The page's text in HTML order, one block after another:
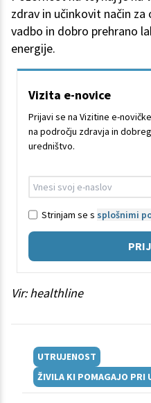
zdrav in učinkovit način
vadbo in dobro prehrano
energije.
Vizita e-novice
Prijavi se na Vizitine e-
na področju zdravja in
uredništvo.
Strinjam se s splošnimi
Vir: healthline
UTRUJENOST
ŽIVILA KI POMAGAJO PRI